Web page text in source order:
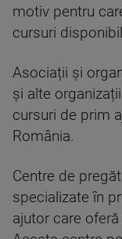
motiv pentru
cursuri
Asociații și
și alte
cursuri de prim
România.
Centre de
specializate în
ajutor care